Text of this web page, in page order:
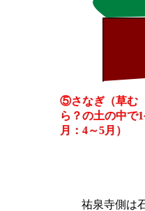
祐泉寺側は
⑤さなぎ（草む
ら？の土の中で
月：4～5月）